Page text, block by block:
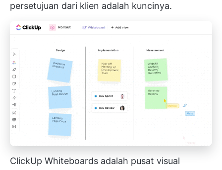
persetujuan dari klien adalah kuncinya.
ClickUp Whiteboards adalah pusat visual